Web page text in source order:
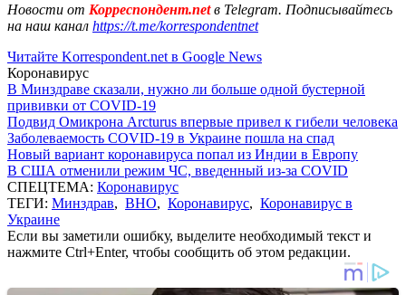
Новости от Корреспондент.netв Telegram. Подписывайтесь
на наш канал https://t.me/korrespondentnet
Читайте Korrespondent.net в Google News
Коронавирус
В Минздраве сказали, нужно ли больше одной бустерной
прививки от COVID-19
Подвид Омикрона Arcturus впервые привел к гибели человека
Заболеваемость COVID-19 в Украине пошла на спад
Новый вариант коронавируса попал из Индии в Европу
В США отменили режим ЧС, введенный из-за COVID
СПЕЦТЕМА: Коронавирус
ТЕГИ: Минздрав, ВНО, Коронавирус, Коронавирус в
Украине
Если вы заметили ошибку, выделите необходимый текст и
нажмите Ctrl+Enter, чтобы сообщить об этом редакции.